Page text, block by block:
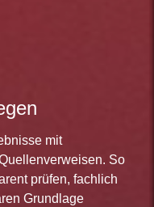
mit
So
prüfen, fachlich
Grundlage